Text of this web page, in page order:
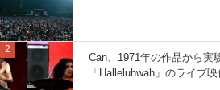
Can、1971年の作品から実
「Halleluhwah」のライブ映